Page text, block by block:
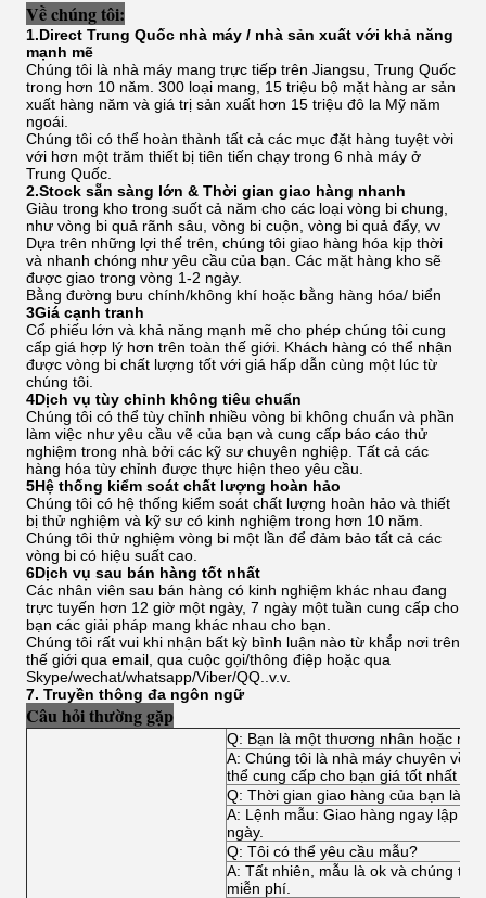
Về chúng tôi:
1.Direct Trung Quốc nhà máy / nhà sản xuất với khả năng
mạnh mẽ
Chúng tôi là nhà máy mang trực tiếp trên Jiangsu, Trung Quốc
trong hơn 10 năm. 300 loại mang, 15 triệu bộ mặt hàng ar sản
xuất hàng năm và giá trị sản xuất hơn 15 triệu đô la Mỹ năm
ngoái.
Chúng tôi có thể hoàn thành tất cả các mục đặt hàng tuyệt vời
với hơn một trăm thiết bị tiên tiến chạy trong 6 nhà máy ở
Trung Quốc.
2.Stock sẵn sàng lớn & Thời gian giao hàng nhanh
Giàu trong kho trong suốt cả năm cho các loại vòng bi chung,
như vòng bi quả rãnh sâu, vòng bi cuộn, vòng bi quả đẩy, vv
Dựa trên những lợi thế trên, chúng tôi giao hàng hóa kịp thời
và nhanh chóng như yêu cầu của bạn. Các mặt hàng kho sẽ
được giao trong vòng 1-2 ngày.
Bằng đường bưu chính/không khí hoặc bằng hàng hóa/ biển
3Giá cạnh tranh
Cổ phiếu lớn và khả năng mạnh mẽ cho phép chúng tôi cung
cấp giá hợp lý hơn trên toàn thế giới. Khách hàng có thể nhận
được vòng bi chất lượng tốt với giá hấp dẫn cùng một lúc từ
chúng tôi.
4Dịch vụ tùy chỉnh không tiêu chuẩn
Chúng tôi có thể tùy chỉnh nhiều vòng bi không chuẩn và phần
làm việc như yêu cầu vẽ của bạn và cung cấp báo cáo thử
nghiệm trong nhà bởi các kỹ sư chuyên nghiệp. Tất cả các
hàng hóa tùy chỉnh được thực hiện theo yêu cầu.
5Hệ thống kiểm soát chất lượng hoàn hảo
Chúng tôi có hệ thống kiểm soát chất lượng hoàn hảo và thiết
bị thử nghiệm và kỹ sư có kinh nghiệm trong hơn 10 năm.
Chúng tôi thử nghiệm vòng bi một lần để đảm bảo tất cả các
vòng bi có hiệu suất cao.
6Dịch vụ sau bán hàng tốt nhất
Các nhân viên sau bán hàng có kinh nghiệm khác nhau đang
trực tuyến hơn 12 giờ một ngày, 7 ngày một tuần cung cấp cho
bạn các giải pháp mang khác nhau cho bạn.
Chúng tôi rất vui khi nhận bất kỳ bình luận nào từ khắp nơi trên
thế giới qua email, qua cuộc gọi/thông điệp hoặc qua
Skype/wechat/whatsapp/Viber/QQ..v.v.
7. Truyền thông đa ngôn ngữ
Câu hỏi thường gặp
Q: Bạn là một thương nhân hoặc
A: Chúng tôi là nhà máy chuyên về
thể cung cấp cho bạn giá tốt nhất và
Q: Thời gian giao hàng của bạn là
A: Lệnh mẫu: Giao hàng ngay lập
ngày.
Q: Tôi có thể yêu cầu mẫu?
A: Tất nhiên, mẫu là ok và chúng tôi
miễn phí.